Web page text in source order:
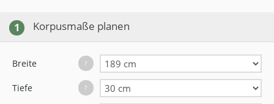
1 Korpusmaße planen
Breite ?
Tiefe ?